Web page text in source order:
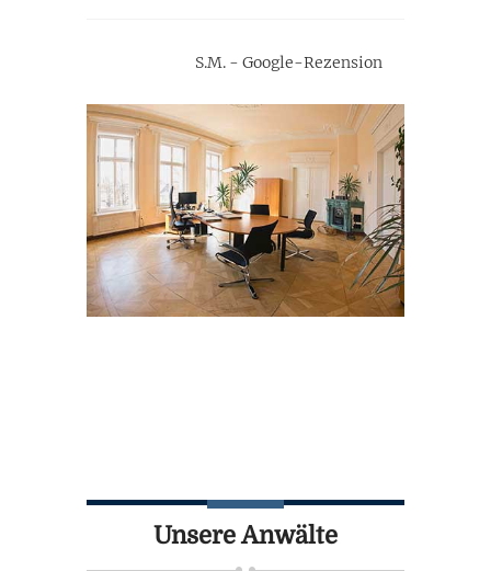
S.M. - Google-Rezension
Unsere Anwälte